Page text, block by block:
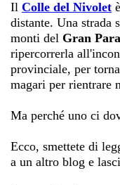
Il Colle del Nivolet
distante. Una strada
monti del Gran
ripercorrerla
provinciale, per
magari per rientrare
Ma perché uno ci
Ecco, smettete di
a un altro blog e